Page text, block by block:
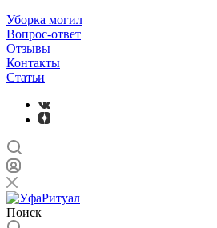
Уборка могил
Вопрос-ответ
Отзывы
Контакты
Статьи
Поиск